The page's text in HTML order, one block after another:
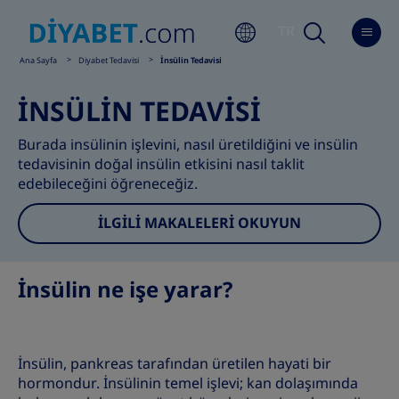
Ana Sayfa Diyabet Tedavisi İnsülin Tedavisi
İNSÜLİN TEDAVİSİ
Burada insülinin işlevini, nasıl üretildiğini ve insülin
tedavisinin doğal insülin etkisini nasıl taklit
edebileceğini öğreneceğiz.
İLGİLİ MAKALELERİ OKUYUN
İnsülin ne işe yarar?
İnsülin, pankreas tarafından üretilen hayati bir
hormondur. İnsülinin temel işlevi; kan dolaşımında